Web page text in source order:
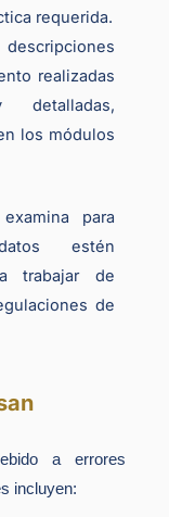
requerida.
descripciones
realizadas
los módulos
para
estén
trabajar de
de
a errores
incluyen: